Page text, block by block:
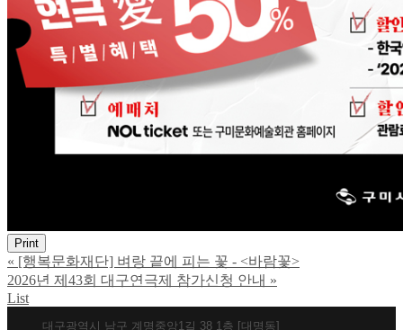
Print
« [행복문화재단] 벼랑 끝에 피는 꽃 - <바람꽃>
2026년 제43회 대구연극제 참가신청 안내 »
List
대구광역시 남구 계명중앙1길 38 1층 [대명동]